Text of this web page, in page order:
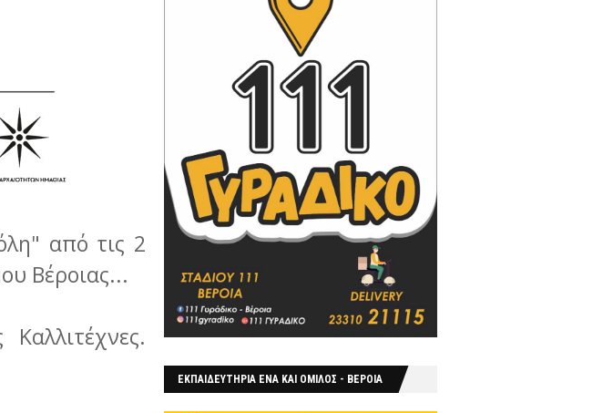
από τις 2
Βέροιας...
ΕΚΠΑΙΔΕΥΤΗΡΙΑ ΕΝΑ ΚΑΙ ΟΜΙΛΟΣ - ΒΕΡΟΙΑ